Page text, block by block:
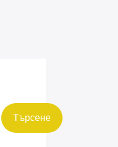
Търсене